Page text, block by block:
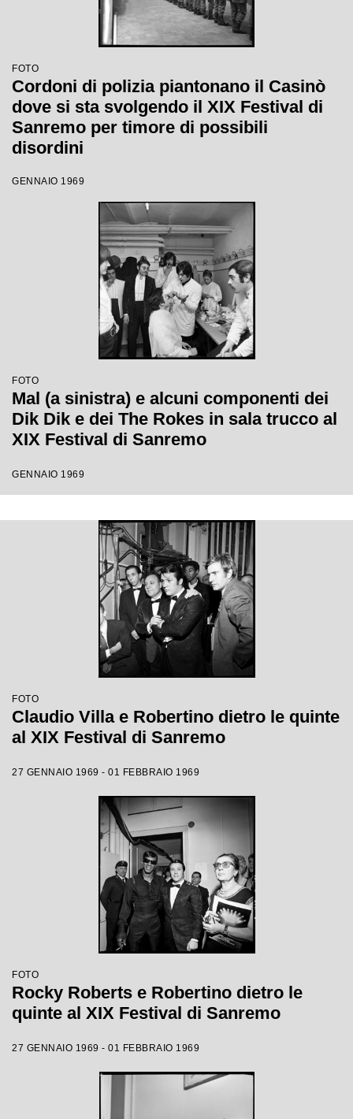
FOTO
Cordoni di polizia piantonano il Casinò
dove si sta svolgendo il XIX Festival di
Sanremo per timore di possibili
disordini
GENNAIO 1969
FOTO
Mal (a sinistra) e alcuni componenti dei
Dik Dik e dei The Rokes in sala trucco al
XIX Festival di Sanremo
GENNAIO 1969
FOTO
Claudio Villa e Robertino dietro le quinte
al XIX Festival di Sanremo
27 GENNAIO 1969 - 01 FEBBRAIO 1969
FOTO
Rocky Roberts e Robertino dietro le
quinte al XIX Festival di Sanremo
27 GENNAIO 1969 - 01 FEBBRAIO 1969